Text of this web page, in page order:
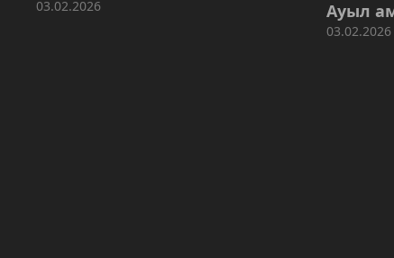
03.02.2026 Ауыл
03.02.2026